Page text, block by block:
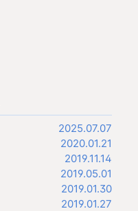
2025.07.07
2020.01.21
2019.11.14
2019.05.01
2019.01.30
2019.01.27